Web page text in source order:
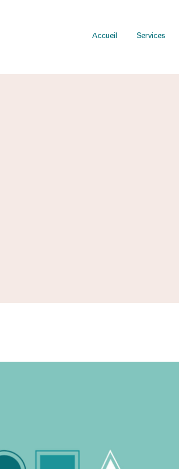
Accueil Services